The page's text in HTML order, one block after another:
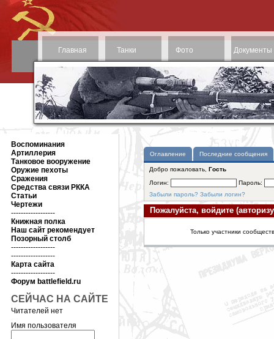
Главная Танки Фото Документы
Воспоминания
Артиллерия
Танковое вооружение
Оружие пехоты
Сражения
Средства связи РККА
Статьи
Чертежи
------------------
Книжная полка
Наш сайт рекомендует
Позорный столб
------------------
------------------
Карта сайта
------------------
Форум battlefield.ru
СЕЙЧАС НА САЙТЕ
Читателей нет
Имя пользователя
Оглавление Последние сообщения
Добро пожаловать, Гость
Логин:
Пароль:
Забыли пароль? Забыли логин?
Пожалуйста, войдите
Только участники